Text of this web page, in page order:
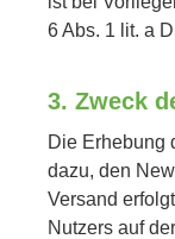
6 Abs. 1 lit. a
3. Zweck
Die Erhebung
dazu, den
Versand
Nutzers auf